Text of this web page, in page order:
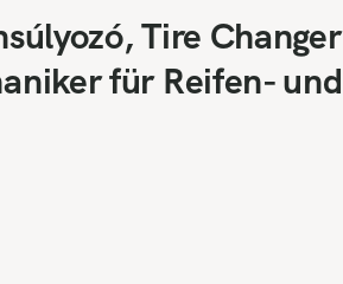
Tire Changer
für Reifen- und